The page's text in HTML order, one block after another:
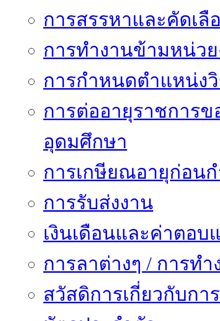
การสรรหาและคัดเลื
การทำงานข้ามหน่ว
การกำหนดตำแหน่ง
การต่ออายุราชการ
อุดมศึกษา
การเกษียณอายุก่อน
การรับส่งงาน
เงินเดือนและค่าตอบ
การลาต่างๆ / การทำ
สวัสดิการเกี่ยวกับกา